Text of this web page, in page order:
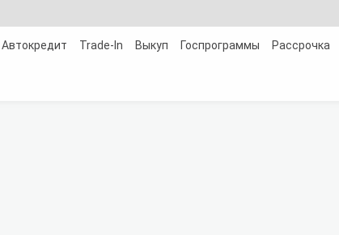
Автокредит Trade-In Выкуп Госпрограммы Рассрочка